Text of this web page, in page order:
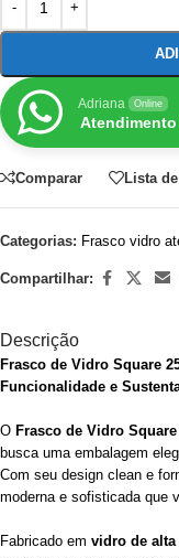
Adriana Online
Comparar Lista
Categorias: Frasco vidro
Compartilhar:
Descrição
Frasco de Vidro Square
Funcionalidade e
O Frasco de Vidro
busca uma embalagem
Com seu design clean e
moderna e sofisticada que
Fabricado em vidro de